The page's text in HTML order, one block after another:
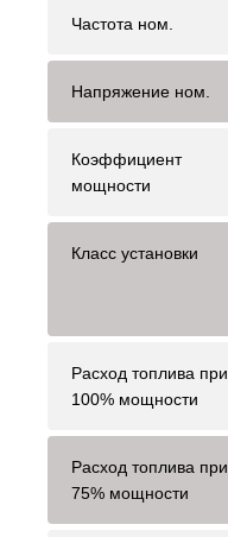
Частота ном.
Напряжение ном.
Коэффициент
мощности
Класс установки
Расход топлива при
100% мощности
Расход топлива при
75% мощности